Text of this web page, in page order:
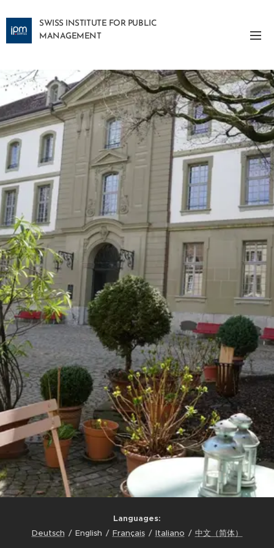
SWISS INSTITUTE FOR PUBLIC
MANAGEMENT
Languages
Deutsch
English Français Italiano 中文（简体）